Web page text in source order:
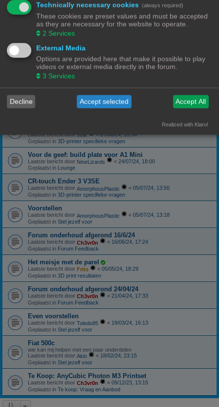
Forum onderhoud afgerond 08/09/24
phppbb update 3.3.13
Laatste bericht door Ch3vr0n «08/09/24, 13:06
Geplaatst in Forum Feedback
Laatste bericht doorJansC
Geplaatst in
Moeilijk filament (qua bed adhesie)
Laatste bericht door
ROG STRIX Scope DELUXE RGB Toetsenbord
Laatste bericht door Ch3vr0n « 12/08/24, 21:04
Geplaatst in
Te koop: Vraag en Aanbod
Laatste bericht doorVink «07/08/24, 15:54
Geplaatst in 3D-printer specifieke vragen
Voor de geef: build plate voor A1 Mini
Laatste bericht door NineLizards « 24/07/24, 18:00
Geplaatst in Lounge
CR-touch Ender 3 V3SE
Laatste bericht door AmorphousPlastic « 05/07/24, 13:50
Geplaatst in 3D-printer specifieke vragen
Voorstellen
Laatste bericht door AmorphousPlastic « 05/07/24, 13:18
Geplaatst in Stel jezelf voor
Forum onderhoud afgerond 16/6/24
Laatste bericht door Ch3vr0n « 16/06/24, 17:24
Geplaatst in Forum Feedback
Het meisje met de parel
Laatste bericht door Frits « 05/05/24, 18:29
Geplaatst in 3D print resultaten
Forum onderhoud afgerond 24/04/24
Laatste bericht door Ch3vr0n « 21/04/24, 17:33
Geplaatst in Forum Feedback
Even voorstellen
Laatste bericht door Toledo85 « 19/03/24, 16:13
Geplaatst in Stel jezelf voor
Fiat 500c
wie kan mij helpen met een paar onderdelen
Laatste bericht door Akin « 18/02/24, 23:15
Geplaatst in Stel jezelf voor
Te Koop: AnyCubic Photon M3 Printset
Laatste bericht door Ch3vr0n « 09/12/23, 13:15
Geplaatst in Te koop: Vraag en Aanbod
Technically necessary cookies (always required)
These cookies are preset values and must be accepted
as they are necessary for the website to operate.
2 Services
External Media
Options are provided here that make it possible to play
videos or external media directly in the forum.
3 Services
Decline Accept selected Accept All
Realized with Klaro!